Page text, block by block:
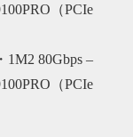
（PCIe
1M2 80Gbps –
（PCIe